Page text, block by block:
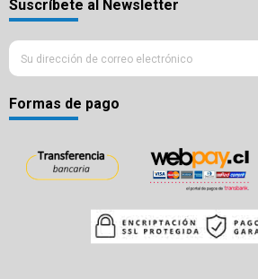
Suscríbete al Newsletter
Formas de pago